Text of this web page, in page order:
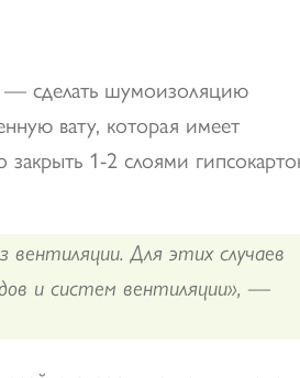
— сделать шумоизоляцию
вату, которая имеет
1-2 слоями
Для этих случаев
и систем вентиляции», —